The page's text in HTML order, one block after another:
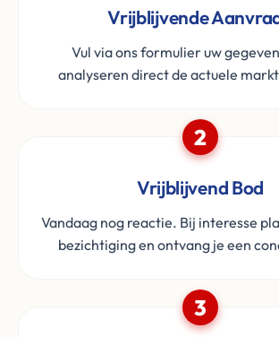
Vrijblijvende
Vul via ons formulier uw
analyseren direct de actuele
2
Vrijblijvend Bod
Vandaag nog reactie. Bij interesse
bezichtiging en ontvang je een
3